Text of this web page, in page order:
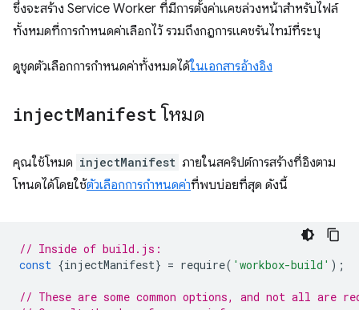
ซึ่งจะสร้าง Service Worker ที่มีการตั้งค่าแคชล่วงหน้าสำหรับไฟล์
ทั้งหมดที่การกำหนดค่าเลือกไว้ รวมถึงกฎการแคชรันไทม์ที่ระบุ
ดูชุดตัวเลือกการกำหนดค่าทั้งหมดได้ในเอกสารอ้างอิง
injectManifest โหมด
คุณใช้โหมด injectManifest ภายในสคริปต์การสร้างที่อิงตาม
โหนดได้โดยใช้ตัวเลือกการกำหนดค่าที่พบบ่อยที่สุด ดังนี้
// Inside of build.js:
const {injectManifest} = require( 'workbox-build' );
// These are some common options, and not all are